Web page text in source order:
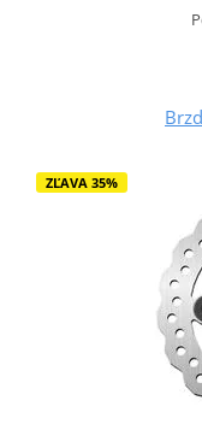
ZĽAVA 35%